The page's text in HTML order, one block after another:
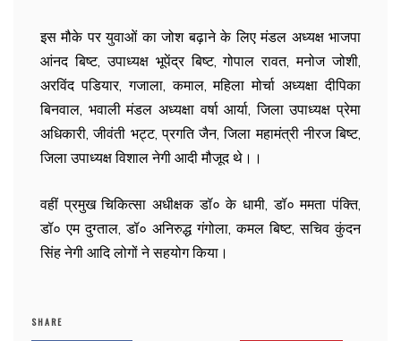
इस मौके पर युवाओं का जोश बढ़ाने के लिए मंडल अध्यक्ष भाजपा
आंनद बिष्ट, उपाध्यक्ष भूपेंद्र बिष्ट, गोपाल रावत, मनोज जोशी,
अरविंद पडियार, गजाला, कमाल, महिला मोर्चा अध्यक्षा दीपिका
बिनवाल, भवाली मंडल अध्यक्षा वर्षा आर्या, जिला उपाध्यक्ष प्रेमा
अधिकारी, जीवंती भट्ट, प्रगति जैन, जिला महामंत्री नीरज बिष्ट,
जिला उपाध्यक्ष विशाल नेगी आदी मौजूद थे।।
वहीं प्रमुख चिकित्सा अधीक्षक डॉ० के धामी, डॉ० ममता पंक्ति,
डॉ० एम दुग्ताल, डॉ० अनिरुद्ध गंगोला, कमल बिष्ट, सचिव कुंदन
सिंह नेगी आदि लोगों ने सहयोग किया।
SHARE